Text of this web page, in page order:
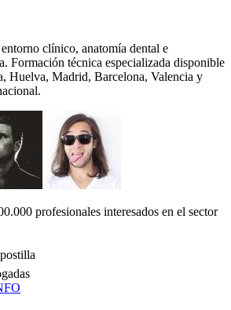
clínico, anatomía dental e
Formación técnica especializada disponible
Huelva, Madrid, Barcelona, Valencia y
profesionales interesados en el sector